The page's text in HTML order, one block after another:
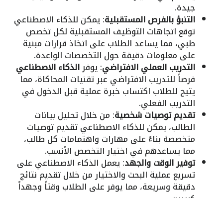
جيدة.
التنبؤ بالفرص المستقبلية: يمكن للذكاء الاصطناعي
توقع اتجاهات التوظيف المستقبلية لكل تخصص
طبي، مما يساعد الطلاب على اتخاذ قرارات مبنية
على معلومات دقيقة حول التخصصات الواعدة.
التدريب العملي الافتراضي: يوفرالذكاء الاصطناعي
فرصاً للتدريب الافتراضي عبر تقنيات المحاكاة، مما
يتيح للطلاب اكتساب خبرة عملية قبل الدخول في
التدريب الفعلي.
تقديم توصيات شخصية: من خلال تحليل بيانات
الطالب، يمكن للذكاء الاصطناعي تقديم توصيات
متخصصة بناءً على مهارات واهتمامات كل طالب،
مما يساعدهم في اختيار التخصص الأنسب.
توفير الوقت والجهد: يعمل الذكاء الاصطناعي على
تسريع عملية البحث والاختيار من خلال تقديم نتائج
دقيقة وسريعة، مما يوفر على الطلاب وقتاً وجهداً